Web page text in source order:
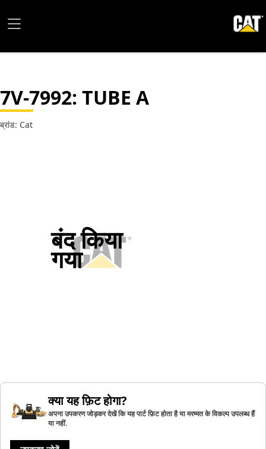
7V-7992: TUBE A
ब्रांड: Cat
बंद किया
गया
क्या यह फ़िट होगा?
अपना उपकरण जोड़कर देखें कि यह पार्ट फ़िट होता है या मरम्मत के विकल्प उपलब्ध हैं
या नहीं.